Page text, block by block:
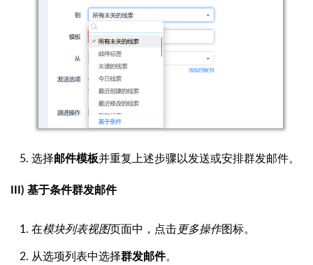
选择邮件模板并重复上述步骤以发送或安排群发邮件。
III) 基于条件群发邮件
在模块列表视图页面中，点击更多操作图标。
从选项列表中选择群发邮件。